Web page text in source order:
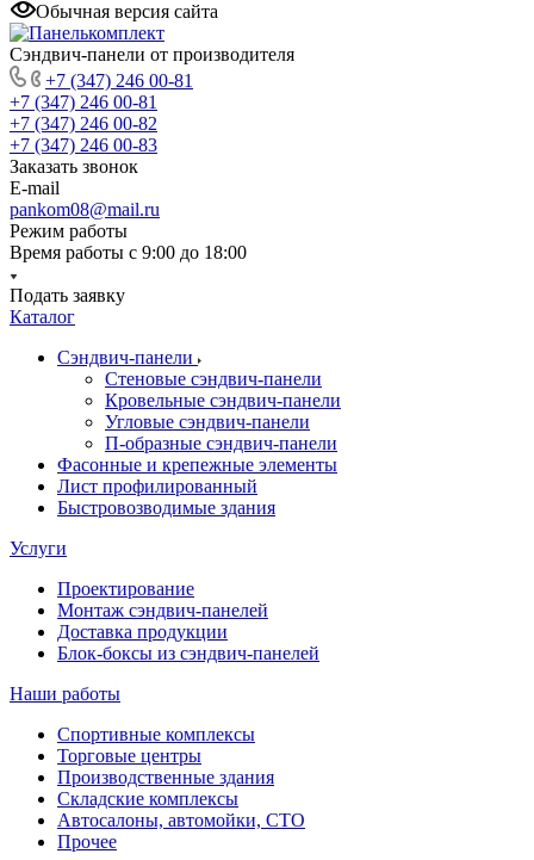
Обычная версия сайта
Сэндвич-панели от производителя
+7 (347) 246 00-81
+7 (347) 246 00-81
+7 (347) 246 00-82
+7 (347) 246 00-83
Заказать звонок
E-mail
pankom08@mail.ru
Режим работы
Время работы с 9:00 до 18:00
Подать заявку
Каталог
Сэндвич-панели
Стеновые сэндвич-панели
Кровельные сэндвич-панели
Угловые сэндвич-панели
П-образные сэндвич-панели
Фасонные и крепежные элементы
Лист профилированный
Быстровозводимые здания
Услуги
Проектирование
Монтаж сэндвич-панелей
Доставка продукции
Блок-боксы из сэндвич-панелей
Наши работы
Спортивные комплексы
Торговые центры
Производственные здания
Складские комплексы
Автосалоны, автомойки, СТО
Прочее